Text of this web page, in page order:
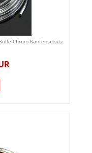
Chrom Kantenschutz